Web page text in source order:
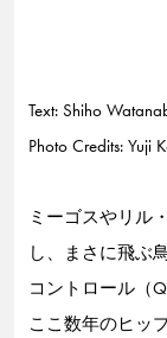
Text: Shiho
Photo Credits: Yuji
ミーゴスやリル
し、まさに飛ぶ
コントロール（
ここ数年のヒッ